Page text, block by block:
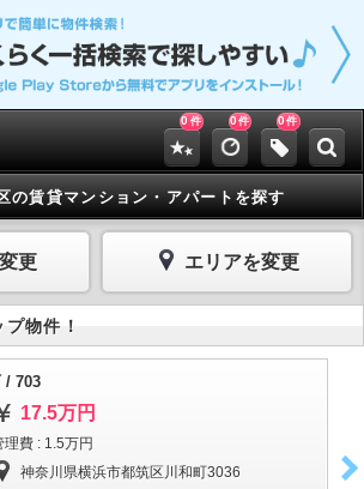
0 件 0件 0件
の賃貸マンション・アパートを探す
更 エリアを変更
物件！
/ 703
17.5万円
理費 : 1.5万円
神奈川県横浜市都筑区川和町3036